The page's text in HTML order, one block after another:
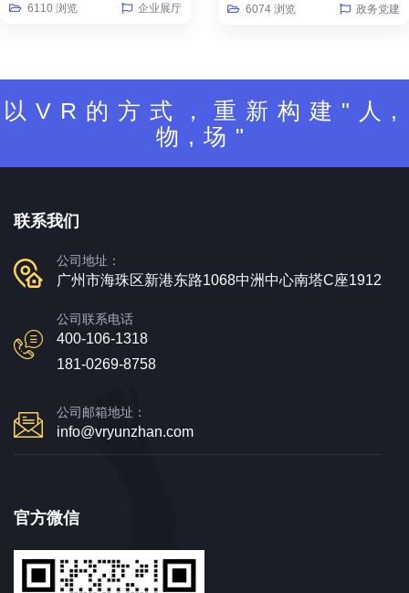
6110 浏览 企业展厅 6074 浏览 政务党建
以VR的方式，重新构建"人,
物,场"
联系我们
公司地址：
广州市海珠区新港东路1068中洲中心南塔C座1912
公司联系电话
400-106-1318
181-0269-8758
公司邮箱地址：
info@vryunzhan.com
官方微信